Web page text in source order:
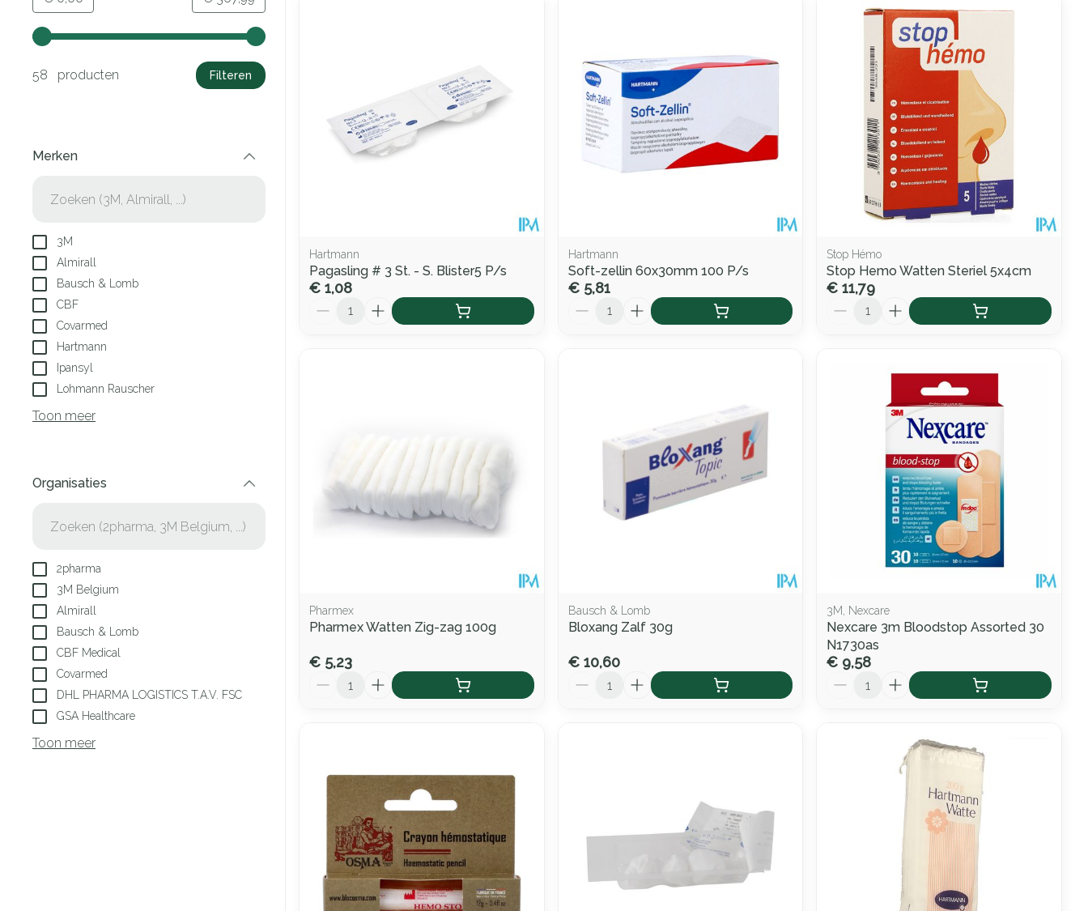
Gebruik de pijltjestoetsen links en rechts om de minimale en maximale prijswaarden aan te passen.
58 producten Filteren
Merken
3M
Almirall
Bausch & Lomb
CBF
Covarmed
Hartmann
Ipansyl
Lohmann Rauscher
Toon meer
Organisaties
2pharma
3M Belgium
Almirall
Bausch & Lomb
CBF Medical
Covarmed
DHL PHARMA LOGISTICS T.A.V. FSC
GSA Healthcare
Toon meer
Hartmann
Pagasling # 3 St. - S. Blister5 P/s
€ 1,08
Hartmann
Soft-zellin 60x30mm 100 P/s
€ 5,81
Stop Hémo
Stop Hemo Watten Steriel 5x4cm
€ 11,79
Pharmex
Pharmex Watten Zig-zag 100g
€ 5,23
Bausch & Lomb
Bloxang Zalf 30g
€ 10,60
3M, Nexcare
Nexcare 3m Bloodstop Assorted 30
N1730as
€ 9,58